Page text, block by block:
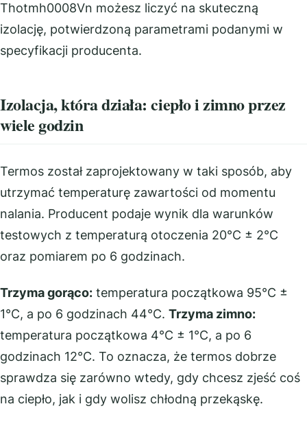
Thotmh0008Vn możesz liczyć na skuteczną
izolację, potwierdzoną parametrami podanymi w
specyfikacji producenta.
Izolacja, która działa: ciepło i zimno przez
wiele godzin
Termos został zaprojektowany w taki sposób, aby
utrzymać temperaturę zawartości od momentu
nalania. Producent podaje wynik dla warunków
testowych z temperaturą otoczenia 20°C ± 2°C
oraz pomiarem po 6 godzinach.
Trzyma gorąco: temperatura początkowa 95°C ±
1°C, a po 6 godzinach 44°C. Trzyma zimno:
temperatura początkowa 4°C ± 1°C, a po 6
godzinach 12°C. To oznacza, że termos dobrze
sprawdza się zarówno wtedy, gdy chcesz zjeść coś
na ciepło, jak i gdy wolisz chłodną przekąskę.